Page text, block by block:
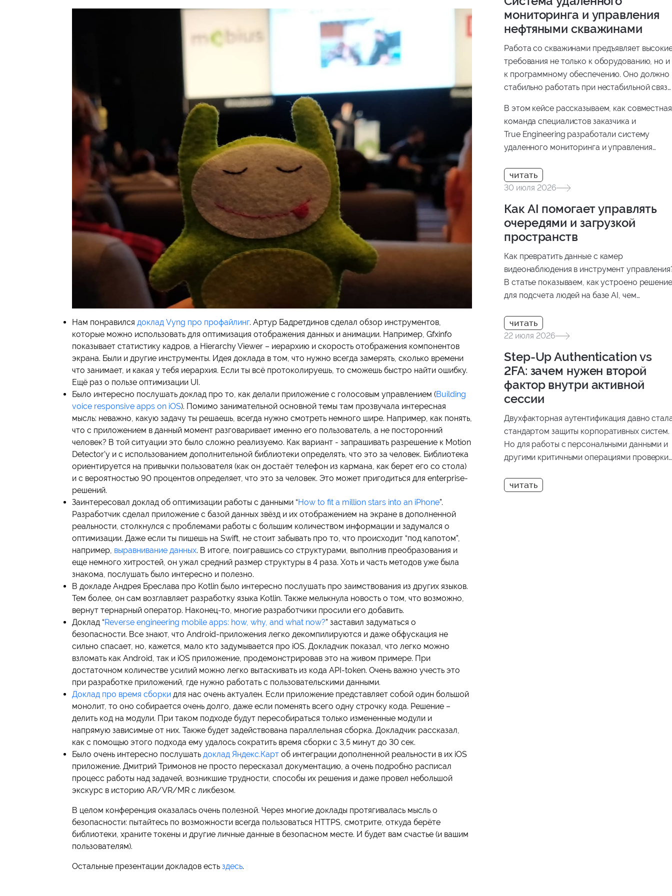
Нам понравился доклад Vyng про профайлинг. Артур Бадретдинов сделал обзор инструментов,
которые можно использовать для оптимизация отображения данных и анимации. Например, Gfxinfo
показывает статистику кадров, а Hierarchy Viewer – иерархию и скорость отображения компонентов
экрана. Были и другие инструменты. Идея доклада в том, что нужно всегда замерять, сколько времени
что занимает, и какая у тебя иерархия. Если ты всё протоколируешь, то сможешь быстро найти ошибку.
Ещё раз о пользе оптимизации UI.
Было интересно послушать доклад про то, как делали приложение с голосовым управлением (Building
voice responsive apps on iOS). Помимо занимательной основной темы там прозвучала интересная
мысль: неважно, какую задачу ты решаешь, всегда нужно смотреть немного шире. Например, как понять,
что с приложением в данный момент разговаривает именно его пользователь, а не посторонний
человек? В той ситуации это было сложно реализуемо. Как вариант - запрашивать разрешение к Motion
Detector’у и с использованием дополнительной библиотеки определять, что это за человек. Библиотека
ориентируется на привычки пользователя (как он достаёт телефон из кармана, как берет его со стола)
и с вероятностью 90 процентов определяет, что это за человек. Это может пригодиться для enterprise-
решений.
Заинтересовал доклад об оптимизации работы с данными “How to fit a million stars into an iPhone”.
Разработчик сделал приложение с базой данных звёзд и их отображением на экране в дополненной
реальности, столкнулся с проблемами работы с большим количеством информации и задумался о
оптимизации. Даже если ты пишешь на Swift, не стоит забывать про то, что происходит “под капотом”,
например, выравнивание данных. В итоге, поигравшись со структурами, выполнив преобразования и
еще немного хитростей, он ужал средний размер структуры в 4 раза. Хоть и часть методов уже была
знакома, послушать было интересно и полезно.
В докладе Андрея Бреслава про Kotlin было интересно послушать про заимствования из других языков.
Тем более, он сам возглавляет разработку языка Kotlin. Также мелькнула новость о том, что возможно,
вернут тернарный оператор. Наконец-то, многие разработчики просили его добавить.
Доклад “Reverse engineering mobile apps: how, why, and what now?” заставил задуматься о
безопасности. Все знают, что Android-приложения легко декомпилируются и даже обфускация не
сильно спасает, но, кажется, мало кто задумывается про iOS. Докладчик показал, что легко можно
взломать как Android, так и iOS приложение, продемонстрировав это на живом примере. При
достаточном количестве усилий можно легко вытаскивать из кода API-token. Очень важно учесть это
при разработке приложений, где нужно работать с пользовательскими данными.
Доклад про время сборки для нас очень актуален. Если приложение представляет собой один большой
монолит, то оно собирается очень долго, даже если поменять всего одну строчку кода. Решение –
делить код на модули. При таком подходе будут пересобираться только измененные модули и
напрямую зависимые от них. Также будет задействована параллельная сборка. Докладчик рассказал,
как с помощью этого подхода ему удалось сократить время сборки с 3,5 минут до 30 сек.
Было очень интересно послушать доклад Яндекс.Карт об интеграции дополненной реальности в их iOS
приложение. Дмитрий Тримонов не просто пересказал документацию, а очень подробно расписал
процесс работы над задачей, возникшие трудности, способы их решения и даже провел небольшой
экскурс в историю AR/VR/MR с ликбезом.
В целом конференция оказалась очень полезной. Через многие доклады протягивалась мысль о
безопасности: пытайтесь по возможности всегда пользоваться HTTPS, смотрите, откуда берёте
библиотеки, храните токены и другие личные данные в безопасном месте. И будет вам счастье (и вашим
пользователям).
Остальные презентации докладов есть здесь.
мониторинга и управления
нефтяными скважинами
Работа со скважинами предъявляет
требования не только к оборудованию, но и
к программному обеспечению. Оно должно
стабильно работать при нестабильной
производителей, безопасно передавать
данные и помогать инженерам принимать
решения на основе актуальной информации.
В этом кейсе рассказываем, как совместная
команда специалистов заказчика и
True Engineering разработали систему
удаленного мониторинга и управления
30 июля 2026
Как AI помогает управлять
очередями и загрузкой
пространств
Как превратить данные с камер
видеонаблюдения в инструмент
В статье показываем, как устроено решение
для подсчета людей на базе AI, чем
результаты анализа интегрируются в
процессы.
22 июля 2026
Step-Up Authentication vs
2FA: зачем нужен второй
фактор внутри активной
сессии
Двухфакторная аутентификация давно
стандартом защиты корпоративных систем.
Но для работы с персональными данными и
другими критичными операциями проверки
недостаточно. В этой статье разберем, чем